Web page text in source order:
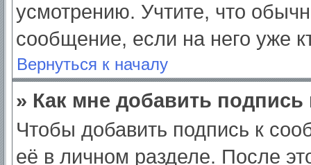
усмотрению. Учтите, что
сообщение, если на него уже
Вернуться к началу
» Как мне добавить
Чтобы добавить подпись к
её в личном разделе. После